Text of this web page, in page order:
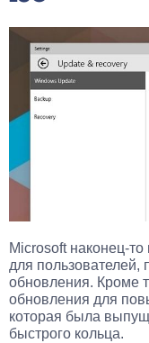
Microsoft наконец-
для
обновления. Кроме
обновления для
которая была
быстрого кольца.